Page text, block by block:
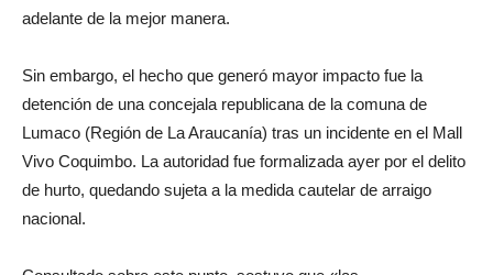
adelante de la mejor manera.
Sin embargo, el hecho que generó mayor impacto fue la
detención de una concejala republicana de la comuna de
Lumaco (Región de La Araucanía) tras un incidente en el Mall
Vivo Coquimbo. La autoridad fue formalizada ayer por el delito
de hurto, quedando sujeta a la medida cautelar de arraigo
nacional.